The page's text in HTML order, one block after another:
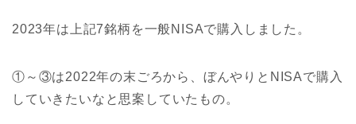
2023年は上記7銘柄を一般NISAで購入しました。
①～③は2022年の末ごろから、ぼんやりとNISAで購入
していきたいなと思案していたもの。